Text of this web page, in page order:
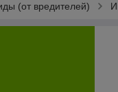
(от вредителей)